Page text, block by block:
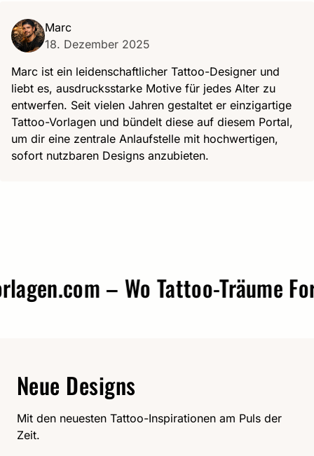
Marc
18. Dezember 2025
Marc ist ein leidenschaftlicher Tattoo-Designer und
liebt es, ausdrucksstarke Motive für jedes Alter zu
entwerfen. Seit vielen Jahren gestaltet er einzigartige
Tattoo-Vorlagen und bündelt diese auf diesem Portal,
um dir eine zentrale Anlaufstelle mit hochwertigen,
sofort nutzbaren Designs anzubieten.
– Wo Tattoo-Träume Form
Neue Designs
Mit den neuesten Tattoo-Inspirationen am Puls der
Zeit.